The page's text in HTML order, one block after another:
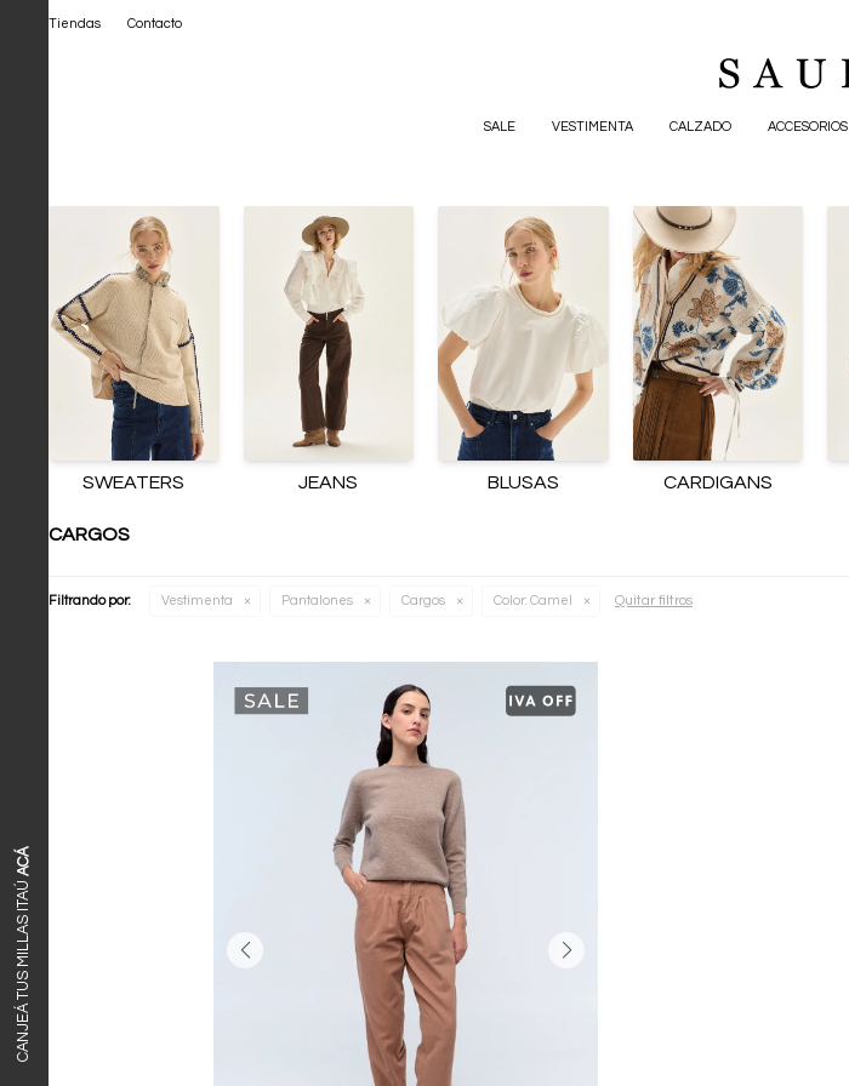
SALE VESTIMENTA CALZADO ACCESORIOS
Tiendas Contacto
CANJEÁ TUS MILLAS ITAÚ
ACÁ
SWEATERS JEANS BLUSAS CARDIGANS
CARGOS
Filtrando por: Vestimenta Pantalones Cargos Color: Camel Quitar filtros